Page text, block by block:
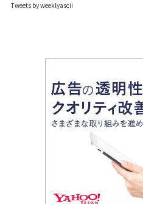
Tweets by weeklyascii